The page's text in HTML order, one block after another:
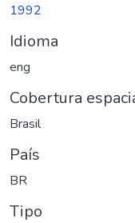
1992
Idioma
eng
Cobertura
Brasil
País
BR
Tipo